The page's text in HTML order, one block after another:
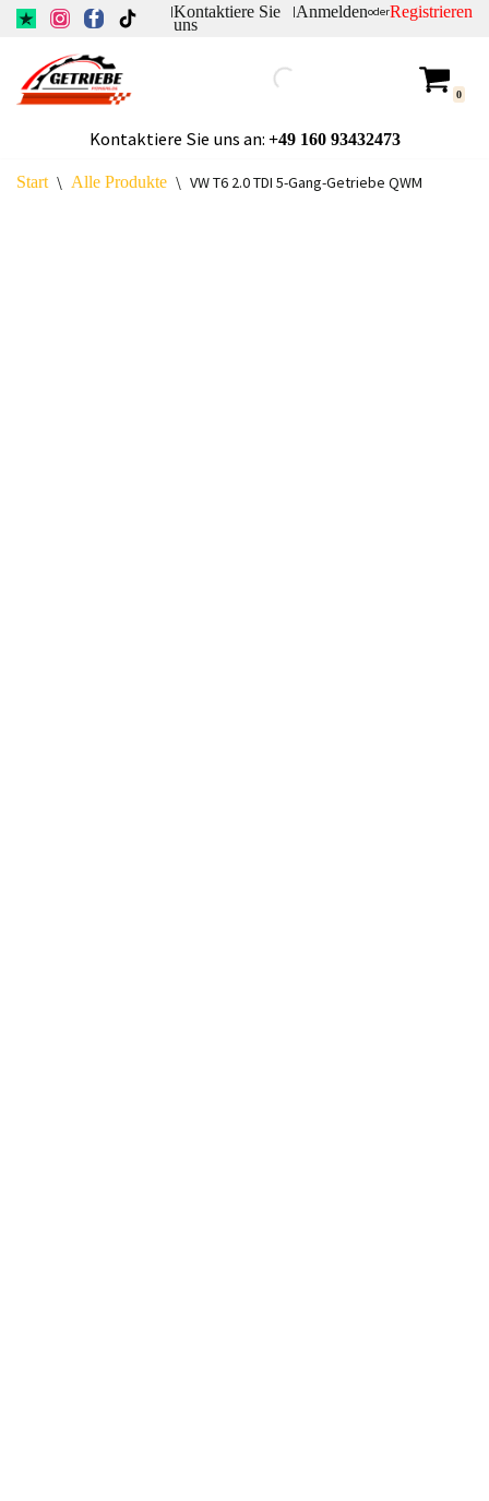
Inhalt
springen
|Kontaktiere Sie
uns
|AnmeldenoderRegistrieren
0
Kontaktiere Sie uns an: +49160 93432473
Start \ Alle Produkte \ VW T6 2.0 TDI 5-Gang-Getriebe QWM